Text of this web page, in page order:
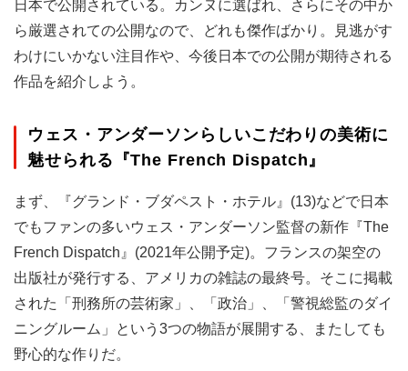
日本で公開されている。カンヌに選ばれ、さらにその中か
ら厳選されての公開なので、どれも傑作ばかり。見逃がす
わけにいかない注目作や、今後日本での公開が期待される
作品を紹介しよう。
ウェス・アンダーソンらしいこだわりの美術に
魅せられる『The French Dispatch』
まず、『グランド・ブダペスト・ホテル』(13)などで日本
でもファンの多いウェス・アンダーソン監督の新作『The
French Dispatch』(2021年公開予定)。フランスの架空の
出版社が発行する、アメリカの雑誌の最終号。そこに掲載
された「刑務所の芸術家」、「政治」、「警視総監のダイ
ニングルーム」という3つの物語が展開する、またしても
野心的な作りだ。